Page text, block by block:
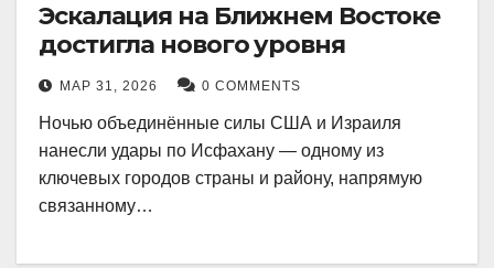
Эскалация на Ближнем Востоке
достигла нового уровня
МАР 31, 2026 0 COMMENTS
Ночью объединённые силы США и Израиля
нанесли удары по Исфахану — одному из
ключевых городов страны и району, напрямую
связанному…